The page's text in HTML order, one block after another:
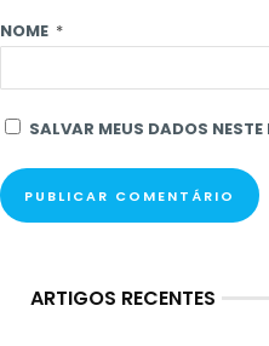
NOME *
SALVAR MEUS DADOS
ARTIGOS RECENTES